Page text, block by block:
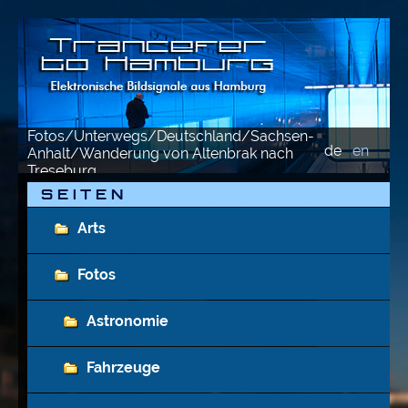
Fotos/Unterwegs/Deutschland/Sachsen-
Anhalt/Wanderung von Altenbrak nach
Treseburg
de en
S E I T E N
Arts
Fotos
Astronomie
Fahrzeuge